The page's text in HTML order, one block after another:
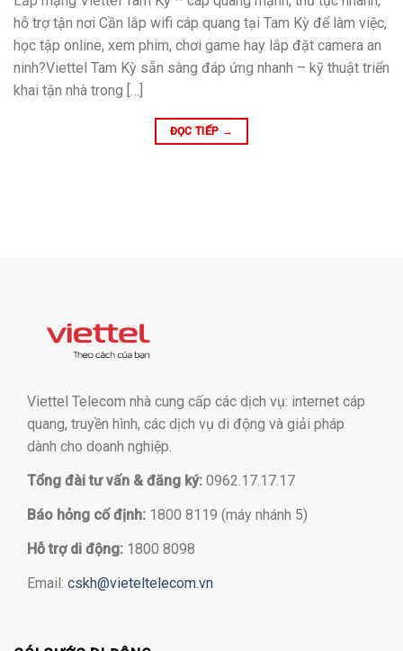
hỗ trợ tận nơi Cần lắp wifi cáp quang tại Tam Kỳ để làm việc,
học tập online, xem phim, chơi game hay lắp đặt camera an
ninh?Viettel Tam Kỳ sẵn sàng đáp ứng nhanh – kỹ thuật triển
khai tận nhà trong […]
ĐỌC TIẾP →
Viettel Telecom nhà cung cấp các dịch vụ: internet cáp
quang, truyền hình, các dịch vụ di động và giải pháp
dành cho doanh nghiệp.
Tổng đài tư vấn & đăng ký: 0962.17.17.17
Báo hỏng cố định: 1800 8119 (máy nhánh 5)
Hỗ trợ di động: 1800 8098
Email: cskh@vieteltelecom.vn